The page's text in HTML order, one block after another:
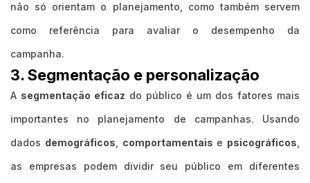
não só orientam o planejamento, como também servem
como referência para avaliar o desempenho da
campanha.
3. Segmentação e personalização
A segmentação eficaz do público é um dos fatores mais
importantes no planejamento de campanhas. Usando
dados demográficos comportamentais e psicográficos
as empresas podem dividir seu público em diferentes